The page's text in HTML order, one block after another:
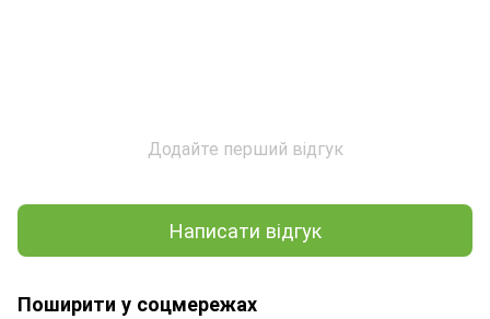
Додайте перший відгук
Написати відгук
Поширити у соцмережах